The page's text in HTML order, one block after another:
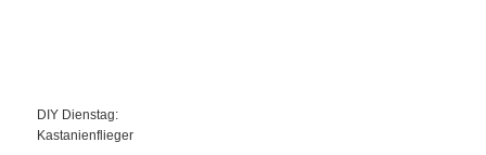
DIY Dienstag:
Kastanienflieger